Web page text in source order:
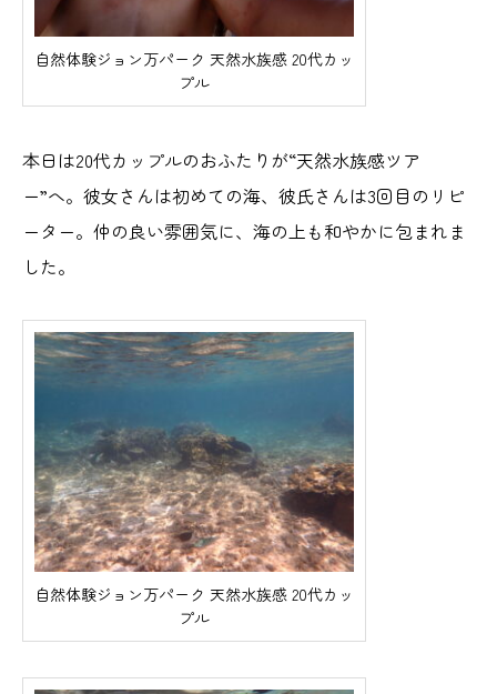
自然体験ジョン万パーク 天然水族感 20代カッ
プル
本日は20代カップルのおふたりが“天然水族感ツア
ー”へ。彼女さんは初めての海、彼氏さんは3回目のリピ
ーター。仲の良い雰囲気に、海の上も和やかに包まれま
した。
自然体験ジョン万パーク 天然水族感 20代カッ
プル